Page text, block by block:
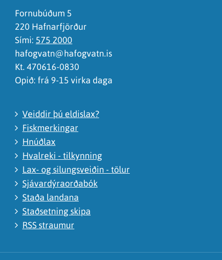
Ég skil ekki efnið, finnst það of flókið
Fornubúðum 5
220 Hafnarfjörður
Sími: 575 2000
hafogvatn@hafogvatn.is
Kt. 470616-0830
Opið: frá 9-15 virka daga
Veiddir þú eldislax?
Fiskmerkingar
Hnúðlax
Hvalreki - tilkynning
Lax- og silungsveiðin - tölur
Sjávardýraorðabók
Staða landana
Staðsetning skipa
RSS straumur